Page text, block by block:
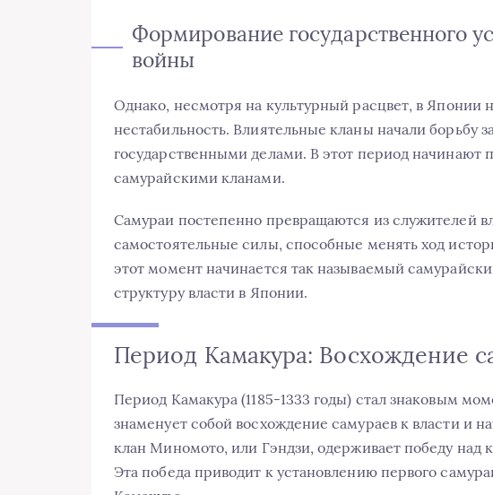
Формирование государственного
войны
Однако, несмотря на культурный расцвет, в Японии
нестабильность. Влиятельные кланы начали борьбу
государственными делами. В этот период начинают
самурайскими кланами.
Самураи постепенно превращаются из служителей
самостоятельные силы, способные менять ход
этот момент начинается так называемый
структуру власти в Японии.
Период Камакура: Восхождение
Период Камакура (1185-1333 годы) стал знаковым
знаменует собой восхождение самураев к власти и
клан Миномото, или Гэндзи, одерживает победу над
Эта победа приводит к установлению первого